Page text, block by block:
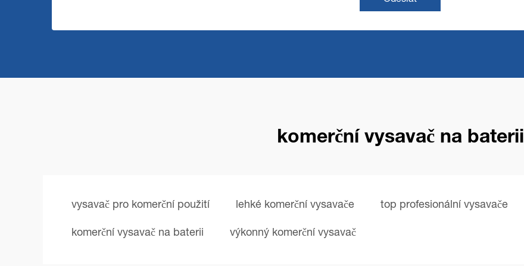
komerční vysavač na baterii
vysavač pro komerční použití lehké komerční vysavače top profesionální vysavače
komerční vysavač na baterii výkonný komerční vysavač